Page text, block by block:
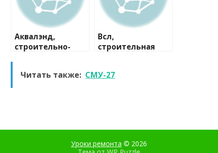
Аквалэнд,
строительно-
Всл,
строительная
Читать также: СМУ-27
Уроки ремонта © 2026